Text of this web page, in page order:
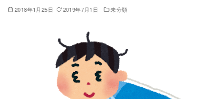
2018年1月25日 2019年7月1日 未分類